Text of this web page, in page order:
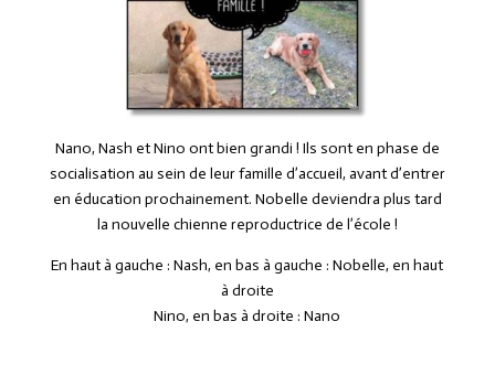
Nano, Nash et Nino ont bien grandi ! Ils sont en phase de
socialisation au sein de leur famille d’accueil, avant d’entrer
en éducation prochainement. Nobelle deviendra plus tard
la nouvelle chienne reproductrice de l’école !
En haut à gauche : Nash, en bas à gauche : Nobelle, en haut
à droite
Nino, en bas à droite : Nano